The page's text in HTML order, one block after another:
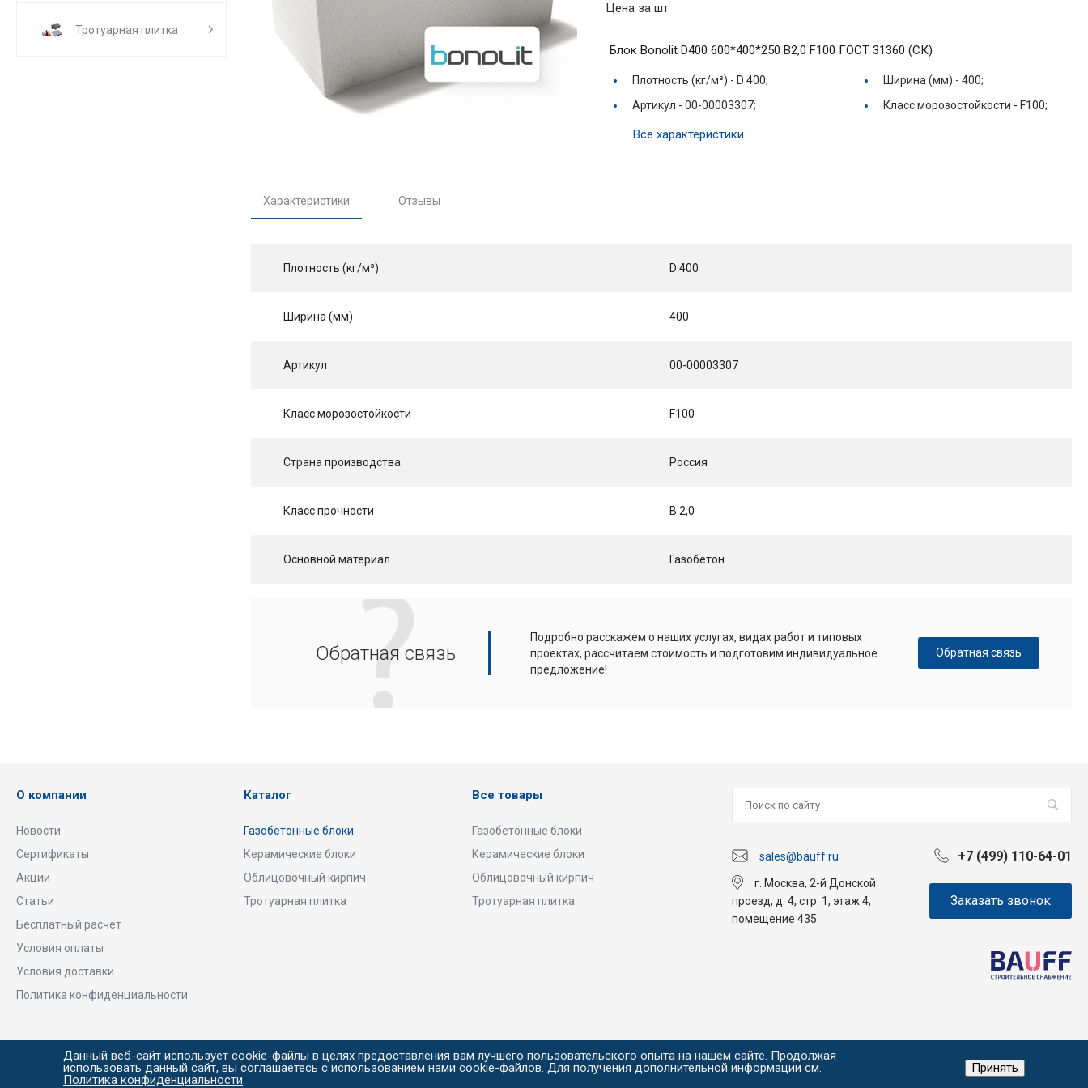
Тротуарная плитка
Цена за шт
Блок Bonolit D400 600*400*250 B2,0 F100 ГОСТ 31360 (СК)
Плотность (кг/м³) - D 400; Ширина (мм) -400;
Артикул - 00-00003307; Класс морозостойкости - F100;
Все характеристики
Характеристики Отзывы
Плотность (кг/м³) D 400
Ширина (мм) 400
Артикул 00-00003307
Класс морозостойкости F100
Страна производства Россия
Класс прочности B 2,0
Основной материал Газобетон
Обратная связь
Подробно расскажем о наших услугах, видах работ и типовых
проектах, рассчитаем стоимость и подготовим индивидуальное
предложение!
Обратная связь
О компании
Новости
Сертификаты
Акции
Статьи
Бесплатный расчет
Условия оплаты
Условия доставки
Политика конфиденциальности
Каталог
Газобетонные блоки
Керамические блоки
Облицовочный кирпич
Тротуарная плитка
Все товары
Газобетонные блоки
Керамические блоки
Облицовочный кирпич
Тротуарная плитка
sales@bauff.ru +7 (499) 110-64-01
г. Москва, 2-й Донской
проезд, д. 4, стр. 1, этаж 4,
помещение 435
Заказать звонок
© BAUFF, 2015–2026
Данный веб-сайт использует cookie-файлы в целях предоставления вам лучшего пользовательского опыта на нашем сайте. Продолжая
использовать данный сайт, вы соглашаетесь с использованием нами cookie-файлов. Для получения дополнительной информации см.
Политика конфиденциальности.
Принять